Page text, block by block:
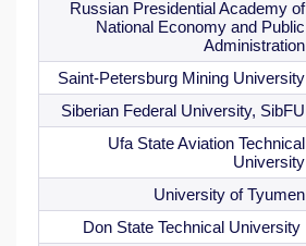
Russian Presidential Academy of
National Economy and Public
Administration
Saint-Petersburg Mining University
Siberian Federal University, SibFU
Ufa State Aviation Technical
University
University of Tyumen